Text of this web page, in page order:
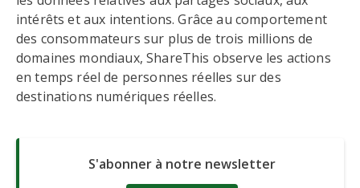
intérêts et aux intentions. Grâce au comportement
des consommateurs sur plus de trois millions de
domaines mondiaux, ShareThis observe les actions
en temps réel de personnes réelles sur des
destinations numériques réelles.
S'abonner à notre newsletter